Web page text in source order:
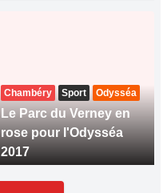
Chambéry Sport Odysséa
Le Parc du Verney en
rose pour l'Odysséa
2017